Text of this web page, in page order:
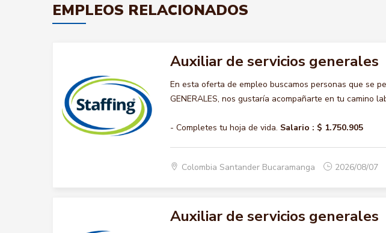
EMPLEOS RELACIONADOS
Auxiliar de servicios generales
En esta oferta de empleo buscamos personas que se
GENERALES, nos gustaría acompañarte en tu camino
- Completes tu hoja de vida. Salario : $ 1.750.905
Colombia Santander Bucaramanga 2026/08/07
Auxiliar de servicios generales